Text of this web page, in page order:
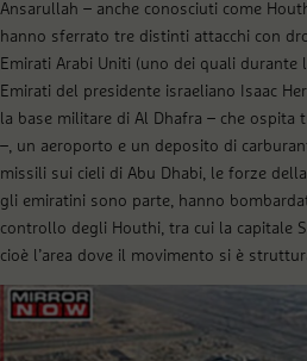
Ansarullah – anche conosciuti come
hanno sferrato tre distinti attacchi con
Emirati Arabi Uniti (uno dei quali durante
Emirati del presidente israeliano Isaac
la base militare di Al Dhafra – che ospita
–, un aeroporto e un deposito di
missili sui cieli di Abu Dhabi, le forze
gli emiratini sono parte, hanno
controllo degli Houthi, tra cui la capitale
cioè l’area dove il movimento si è